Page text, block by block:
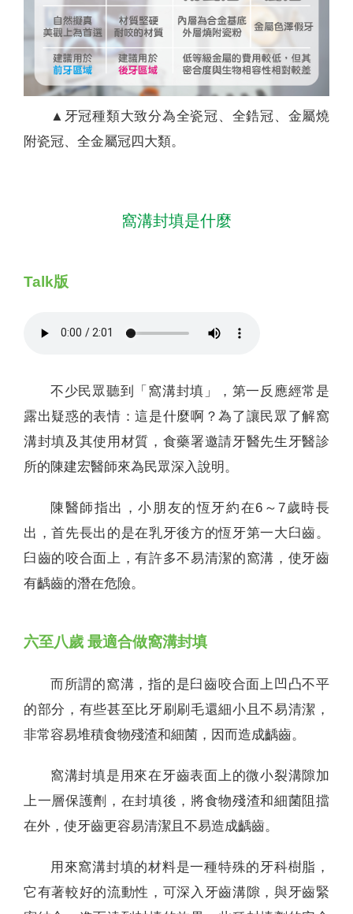
▲牙冠種類大致分為全瓷冠、全鋯冠、金屬燒
附瓷冠、全金屬冠四大類。
窩溝封填是什麼
Talk版
不少民眾聽到「窩溝封填」，第一反應經常是
露出疑惑的表情：這是什麼啊？為了讓民眾了解窩
溝封填及其使用材質，食藥署邀請牙醫先生牙醫診
所的陳建宏醫師來為民眾深入說明。
陳醫師指出，小朋友的恆牙約在6～7歲時長
出，首先長出的是在乳牙後方的恆牙第一大臼齒。
臼齒的咬合面上，有許多不易清潔的窩溝，使牙齒
有齲齒的潛在危險。
六至八歲 最適合做窩溝封填
而所謂的窩溝，指的是臼齒咬合面上凹凸不平
的部分，有些甚至比牙刷刷毛還細小且不易清潔，
非常容易堆積食物殘渣和細菌，因而造成齲齒。
窩溝封填是用來在牙齒表面上的微小裂溝隙加
上一層保護劑，在封填後，將食物殘渣和細菌阻擋
在外，使牙齒更容易清潔且不易造成齲齒。
用來窩溝封填的材料是一種特殊的牙科樹脂，
它有著較好的流動性，可深入牙齒溝隙，與牙齒緊